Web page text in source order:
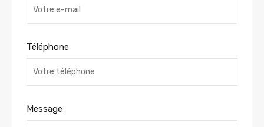
Téléphone
Message